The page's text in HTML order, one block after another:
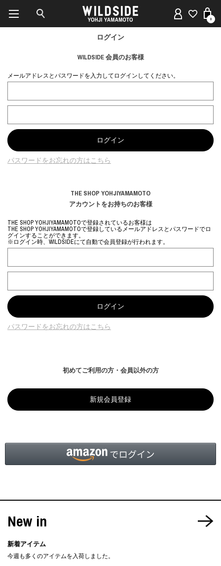
0
ログイン
WILDSIDE 会員のお客様
メールアドレスとパスワードを入力してログインしてください。
パスワードをお忘れの方はこちら
THE SHOP YOHJIYAMAMOTO
アカウントをお持ちのお客様
THE SHOP YOHJIYAMAMOTOで登録されているお客様は
THE SHOP YOHJIYAMAMOTOで登録しているメールアドレスとパスワードでロ
グインすることができます。
※ログイン時、WILDSIDEにて自動で会員登録が行われます。
パスワードをお忘れの方はこちら
初めてご利用の方・会員以外の方
New in
新着アイテム
今週も多くのアイテムを入荷しました。